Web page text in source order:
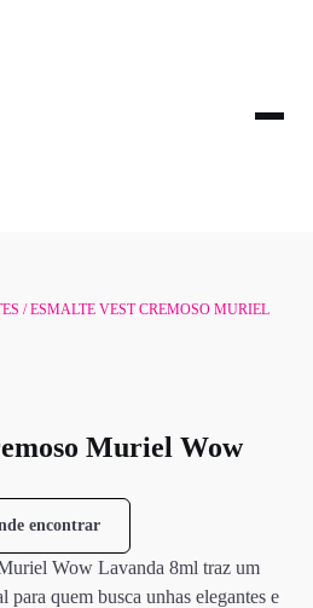
/ ESMALTE VEST CREMOSO MURIEL
Muriel Wow
encontrar
Wow Lavanda 8ml traz um
para quem busca unhas elegantes e